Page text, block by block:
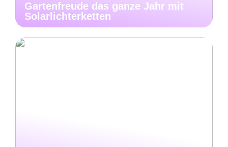
Gartenfreude das ganze Jahr mit
Solarlichterketten